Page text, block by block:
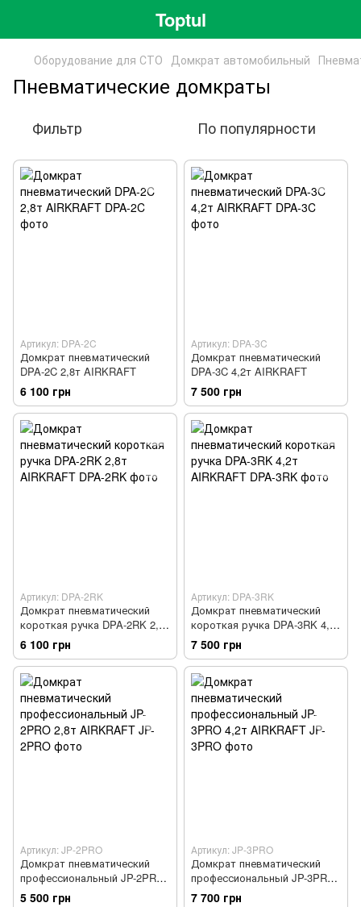
Toptul
Оборудование для СТО Домкрат автомобильный
Пневматические домкраты
Фильтр По популярности
Артикул: DPA-2C
Домкрат пневматический
DPA-2C 2,8т AIRKRAFT
6 100 грн
Артикул: DPA-3C
Домкрат пневматический
DPA-3C 4,2т AIRKRAFT
7 500 грн
Артикул: DPA-2RK
Домкрат пневматический
короткая ручка DPA-2RK 2,8т
AIRKRAFT
6 100 грн
Артикул: DPA-3RK
Домкрат пневматический
короткая ручка DPA-3RK 4,2т
AIRKRAFT
7 500 грн
Артикул: JP-2PRO
Домкрат пневматический
профессиональный JP-2PRO
2,8т AIRKRAFT
5 500 грн
Артикул: JP-3PRO
Домкрат пневматический
профессиональный JP-3PRO
4,2т AIRKRAFT
7 700 грн